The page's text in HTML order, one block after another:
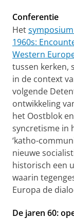
Conferentie
Het
1960s:
Western
tussen kerken,
in de context
volgende
ontwikkeling
het Oostblok
syncretisme in
‘katho-
nieuwe
historisch een
waarin
Europa de
De jaren 60: